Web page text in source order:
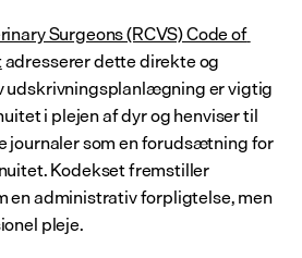
Surgeons (RCVS) Code of
adresserer dette direkte og
er vigtig
i plejen af dyr og henviser til
journaler som en forudsætning for
Kodekset fremstiller
en administrativ forpligtelse, men
pleje.